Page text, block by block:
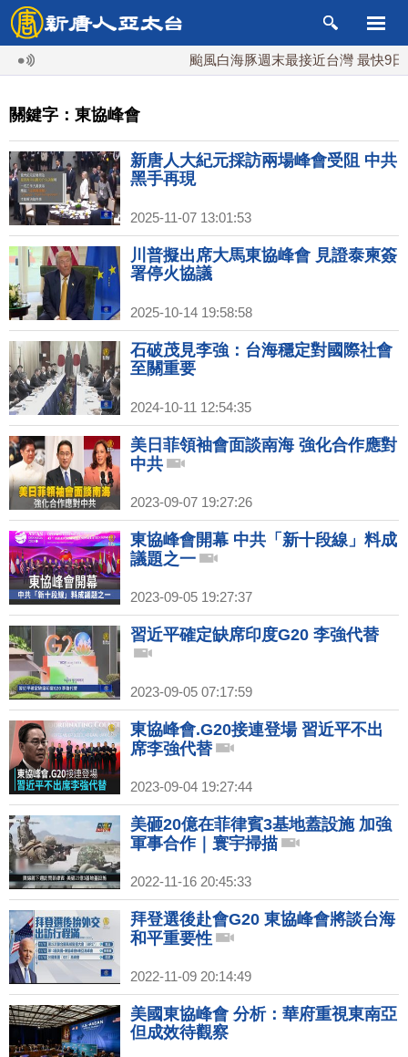
颱風白海豚週末最接近台灣 最快9日可
關鍵字：東協峰會
新唐人大紀元採訪兩場峰會受阻 中共
黑手再現
2025-11-07 13:01:53
川普擬出席大馬東協峰會 見證泰柬簽
署停火協議
2025-10-14 19:58:58
石破茂見李強：台海穩定對國際社會
至關重要
2024-10-11 12:54:35
美日菲領袖會面談南海 強化合作應對
中共
2023-09-07 19:27:26
東協峰會開幕 中共「新十段線」料成
議題之一
2023-09-05 19:27:37
習近平確定缺席印度G20 李強代替
2023-09-05 07:17:59
東協峰會.G20接連登場 習近平不出
席李強代替
2023-09-04 19:27:44
美砸20億在菲律賓3基地蓋設施 加強
軍事合作｜寰宇掃描
2022-11-16 20:45:33
拜登選後赴會G20 東協峰會將談台海
和平重要性
2022-11-09 20:14:49
美國東協峰會 分析：華府重視東南亞
但成效待觀察